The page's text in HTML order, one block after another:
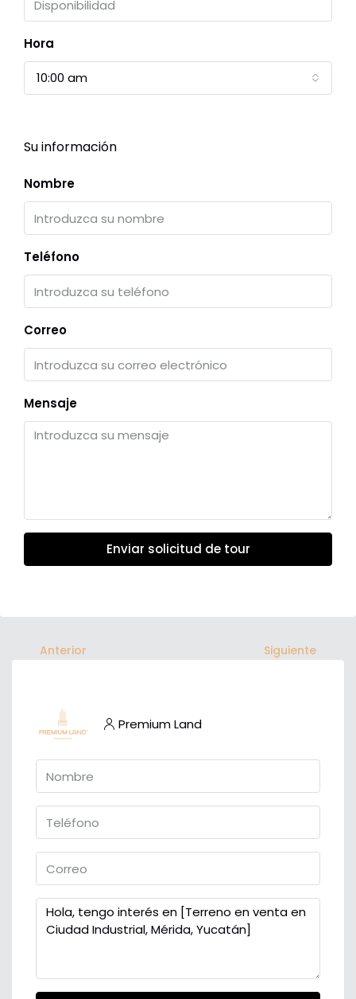
Hora
10:00 am
Su información
Nombre
Teléfono
Correo
Mensaje
Enviar solicitud de tour
Anterior Siguiente
Premium Land